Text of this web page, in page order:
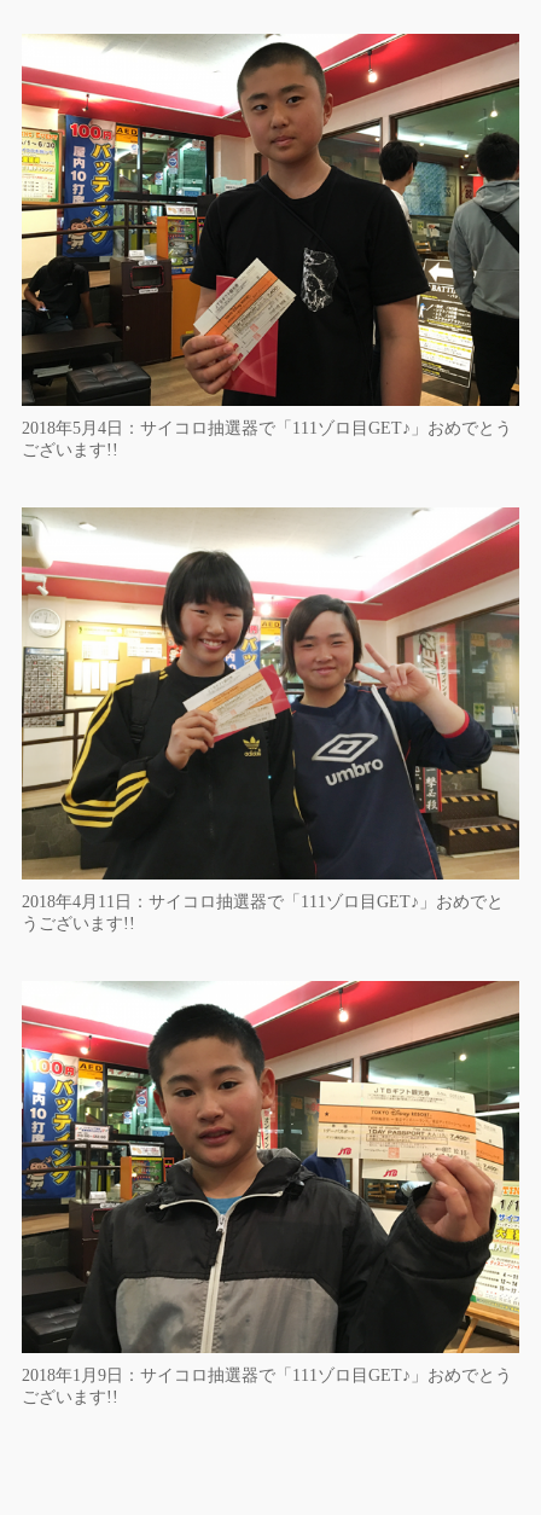
2018年5月4日：サイコロ抽選器で「111ゾロ目GET♪」おめでとう
ございます!!
2018年4月11日：サイコロ抽選器で「111ゾロ目GET♪」おめでと
うございます!!
2018年1月9日：サイコロ抽選器で「111ゾロ目GET♪」おめでとう
ございます!!